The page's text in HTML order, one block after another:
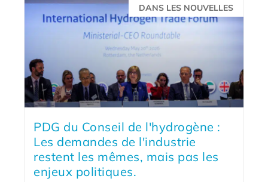
DANS LES NOUVELLES
PDG du Conseil de l'hydrogène :
Les demandes de l'industrie
restent les mêmes, mais pas les
enjeux politiques.